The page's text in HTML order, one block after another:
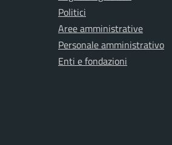
Politici
Aree amministrative
Personale amministrativo
Enti e fondazioni